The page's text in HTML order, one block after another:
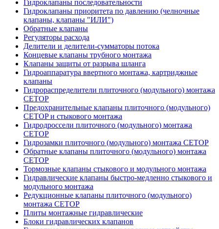
Гидроклапаны последовательности
Гидроклапаны приоритета по давлению (челночные
клапаны, клапаны "ИЛИ")
Обратные клапаны
Регуляторы расхода
Делители и делители-сумматоры потока
Концевые клапаны трубного монтажа
Клапаны защиты от разрыва шланга
Гидроаппаратура ввертного монтажа, картриджные
клапаны
Гидрораспределители плиточного (модульного) монтажa
CETOP
Предохранительные клапаны плиточного (модульного)
CETOP и стыкового монтажа
Гидродроссели плиточного (модульного) монтажа
CETOP
Гидрозамки плиточного (модульного) монтажа CETOP
Обратные клапаны плиточного (модульного) монтажа
CETOP
Тормозные клапаны стыкового и модульного монтажа
Гидравлические клапаны быстро-медленно стыкового и
модульного монтажа
Редукционные клапаны плиточного (модульного)
монтажа CETOP
Плиты монтажные гидравлические
Блоки гидравлических клапанов